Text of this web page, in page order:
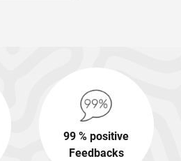
99 % positive
Feedbacks